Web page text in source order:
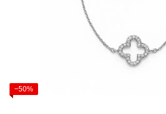
−50%